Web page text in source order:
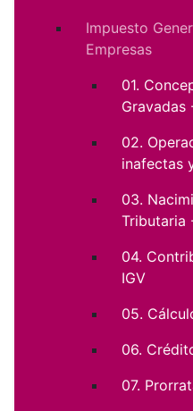
Impuesto
Empresas
01.
Gravadas
02.
inafectas
03.
Tributaria
04.
IGV
05.
06.
07.